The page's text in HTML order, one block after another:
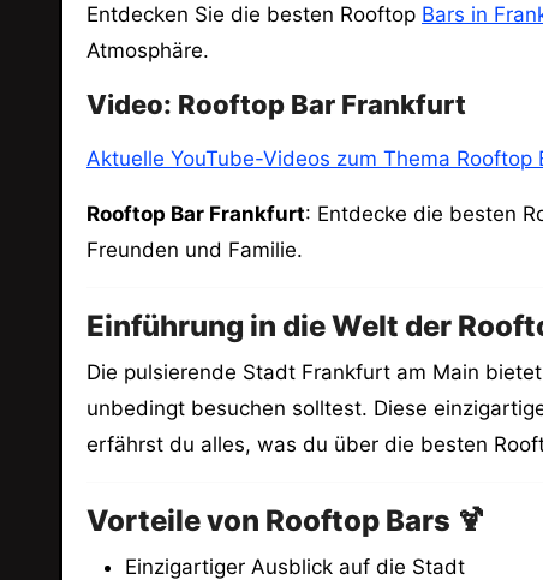
Entdecken Sie die besten Rooftop Bars in
Atmosphäre.
Video: Rooftop Bar Frankfurt
Aktuelle YouTube-Videos zum Thema Rooftop
Rooftop Bar Frankfurt: Entdecke die besten
Freunden und Familie.
Einführung in die Welt der
Die pulsierende Stadt Frankfurt am Main
unbedingt besuchen solltest. Diese
erfährst du alles, was du über die besten
Vorteile von Rooftop Bars 🍹
Einzigartiger Ausblick auf die Stadt